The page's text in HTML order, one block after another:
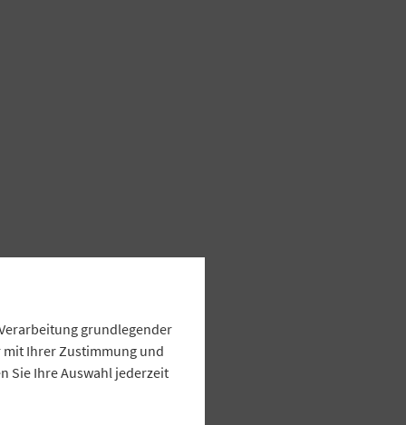
grundlegender
mit Ihrer Zustimmung und
Sie Ihre Auswahl jederzeit